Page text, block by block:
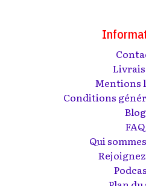
Mentions
Conditions
Blog
FAQ
Qui